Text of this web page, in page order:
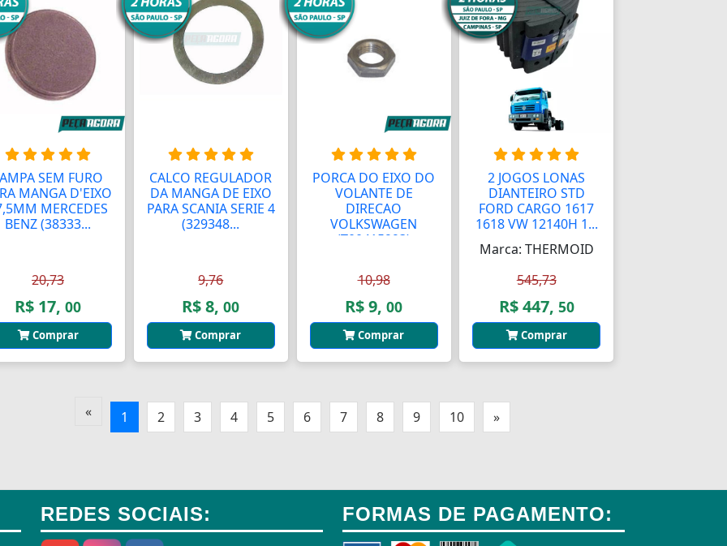
SEM FURO
MANGA D'EIXO
MERCEDES
BENZ (38333...
20,73
R$ 17, 00
Comprar
CALCO REGULADOR
DA MANGA DE EIXO
PARA SCANIA SERIE 4
(329348...
9,76
R$ 8,00
Comprar
PORCA DO EIXO DO
VOLANTE DE
DIRECAO
VOLKSWAGEN
(T00415993)
10,98
R$ 9, 00
Comprar
2 JOGOS LONAS
DIANTEIRO STD
FORD CARGO 1617
1618 VW 12140H 1...
Marca: THERMOID
545,73
R$ 447, 50
Comprar
« 1 2 3 4 5 6 7 8 9 10 »
REDES SOCIAIS: FORMAS DE PAGAMENTO: